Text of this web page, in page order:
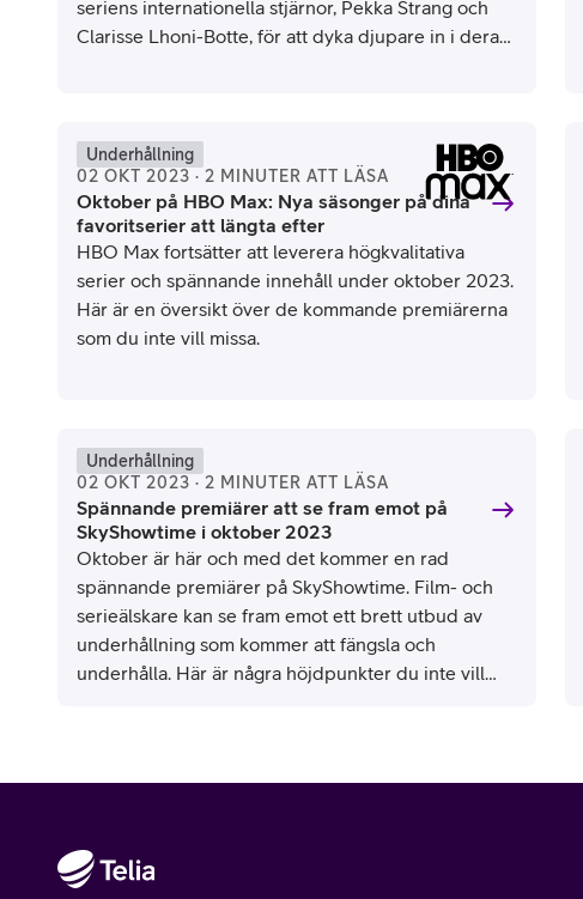
seriens internationella stjärnor, Pekka Strang och
Clarisse Lhoni-Botte, för att dyka djupare in i deras
Underhållning
02 OKT 2023 · 2 MINUTER ATT LÄSA
Oktober på HBO Max: Nya säsonger på dina
favoritserier att längta efter
HBO Max fortsätter att leverera högkvalitativa
serier och spännande innehåll under oktober 2023.
Här är en översikt över de kommande premiärerna
som du inte vill missa.
Underhållning
02 OKT 2023 · 2 MINUTER ATT LÄSA
Spännande premiärer att se fram emot på
SkyShowtime i oktober 2023
Oktober är här och med det kommer en rad
spännande premiärer på SkyShowtime. Film- och
serieälskare kan se fram emot ett brett utbud av
underhållning som kommer att fängsla och
underhålla. Här är några höjdpunkter du inte vill